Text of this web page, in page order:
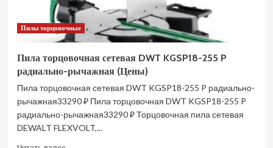
4300890
(Цены)
Пилы торцовочные
Пила торцовочная сетевая DWT KGSP18-255 P
радиально-рычажная (Цены)
Пила торцовочная сетевая DWT KGSP18-255 P радиально-
рычажная33290 ₽ Пила торцовочная DWT KGSP18-255 P
радиально-рычажная33290 ₽ Торцовочная пила сетевая
DEWALT FLEXVOLT,...
Прочитать